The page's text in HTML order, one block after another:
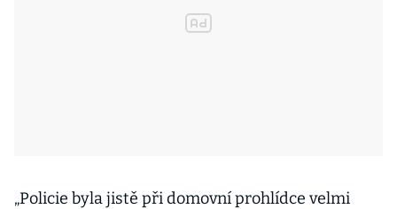
„Policie byla jistě při domovní prohlídce velmi